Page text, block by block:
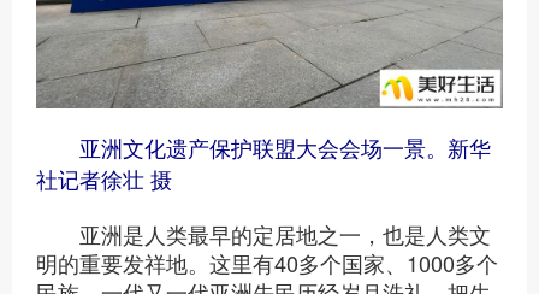
亚洲文化遗产保护联盟大会会场一景。新华
社记者徐壮 摄
亚洲是人类最早的定居地之一，也是人类文
明的重要发祥地。这里有40多个国家、1000多个